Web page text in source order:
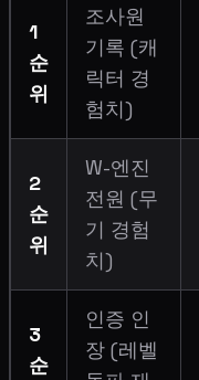
1
순
위
조사원
기록 (캐
릭터 경
험치)
2
순
위
W-엔진
전원 (무
기 경험
치)
3
순
인증 인
장 (레벨